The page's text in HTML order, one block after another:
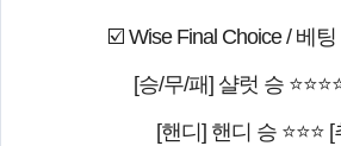
☑️ Wise Final Choice / 베
[승/무/패] 샬럿 승
[핸디] 핸디 승 ⭐⭐⭐